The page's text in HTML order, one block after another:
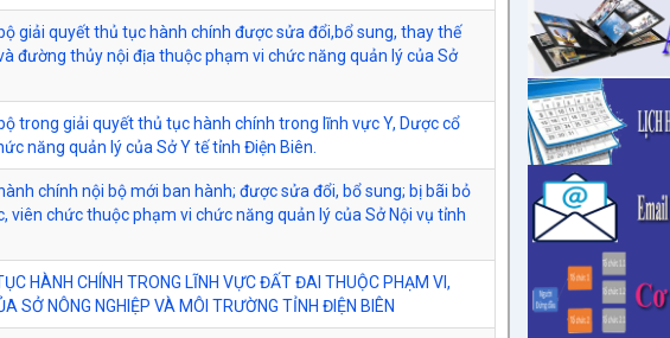
giải quyết thủ tục hành chính được sửa đổi,bổ sung, thay thế
đường thủy nội địa thuộc phạm vi chức năng quản lý của Sở
trong giải quyết thủ tục hành chính trong lĩnh vực Y, Dược cổ
năng quản lý của Sở Y tế tỉnh Điện Biên.
chính nội bộ mới ban hành; được sửa đổi, bổ sung; bị bãi bỏ
viên chức thuộc phạm vi chức năng quản lý của Sở Nội vụ tỉnh
HÀNH CHÍNH TRONG LĨNH VỰC ĐẤT ĐAI THUỘC PHẠM VI,
SỞ NÔNG NGHIỆP VÀ MÔI TRƯỜNG TỈNH ĐIỆN BIÊN